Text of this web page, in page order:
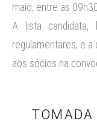
maio, entre as
A lista candidata,
regulamentares, e a
aos sócios na